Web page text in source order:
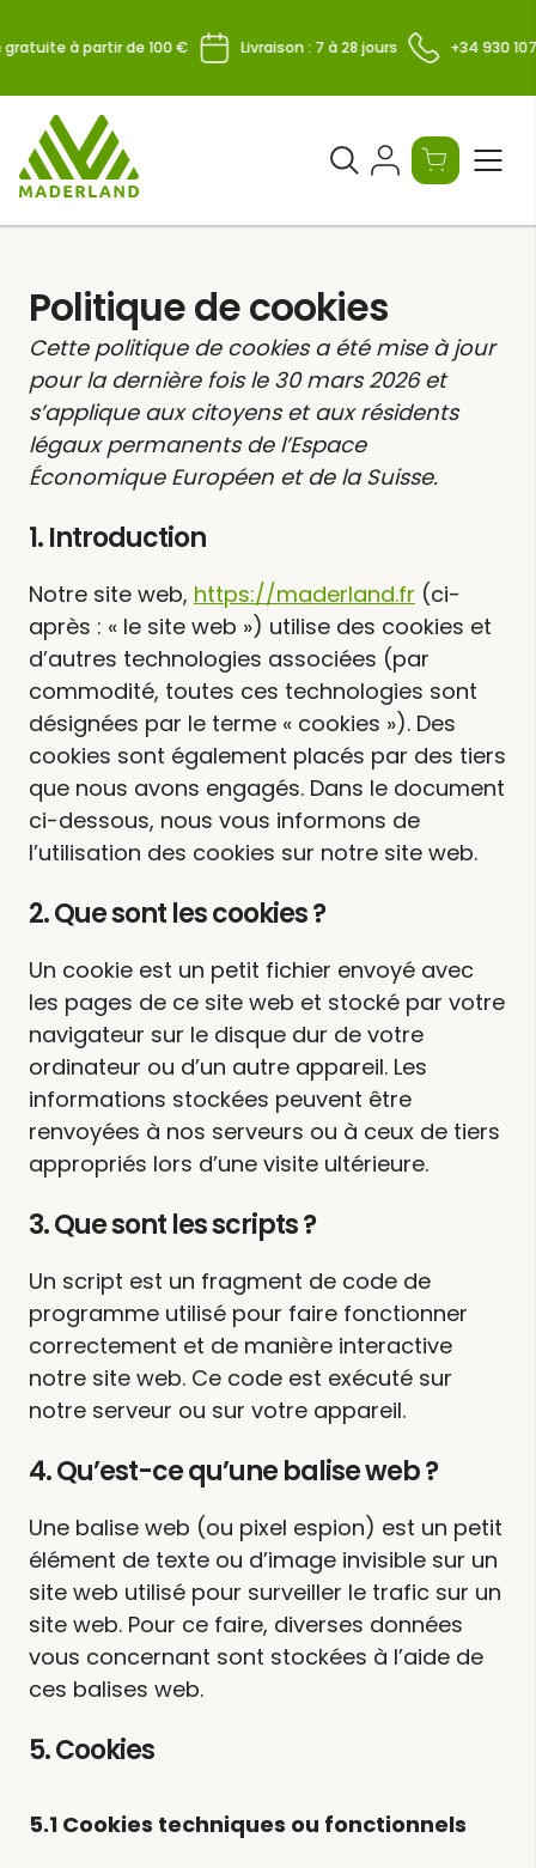
to
à partir de 100 € Livraison : 7 à 28 jours +34 930 107
Ouvrir
formulaire
recherche
Politique de cookies
Cette politique de cookies a été mise à jour
pour la dernière fois le 30 mars 2026 et
s’applique aux citoyens et aux résidents
légaux permanents de l’Espace
Économique Européen et de la Suisse.
1. Introduction
Notre site web, https://maderland.fr (ci-
après : « le site web ») utilise des cookies et
d’autres technologies associées (par
commodité, toutes ces technologies sont
désignées par le terme « cookies »). Des
cookies sont également placés par des tiers
que nous avons engagés. Dans le document
ci-dessous, nous vous informons de
l’utilisation des cookies sur notre site web.
2. Que sont les cookies ?
Un cookie est un petit fichier envoyé avec
les pages de ce site web et stocké par votre
navigateur sur le disque dur de votre
ordinateur ou d’un autre appareil. Les
informations stockées peuvent être
renvoyées à nos serveurs ou à ceux de tiers
appropriés lors d’une visite ultérieure.
3. Que sont les scripts ?
Un script est un fragment de code de
programme utilisé pour faire fonctionner
correctement et de manière interactive
notre site web. Ce code est exécuté sur
notre serveur ou sur votre appareil.
4. Qu’est-ce qu’une balise web ?
Une balise web (ou pixel espion) est un petit
élément de texte ou d’image invisible sur un
site web utilisé pour surveiller le trafic sur un
site web. Pour ce faire, diverses données
vous concernant sont stockées à l’aide de
ces balises web.
5. Cookies
5.1 Cookies techniques ou fonctionnels